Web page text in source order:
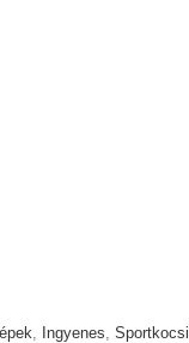
Ingyenes Sportkocsi